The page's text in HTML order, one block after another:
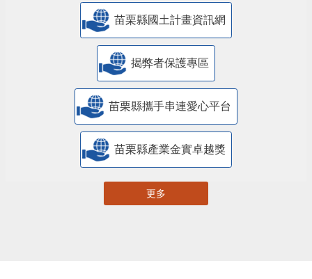
苗栗縣國土計畫資訊網
揭弊者保護專區
苗栗縣攜手串連愛心平台
苗栗縣產業金實卓越獎
更多